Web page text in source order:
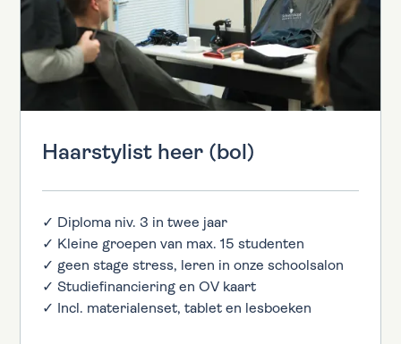
Haarstylist heer (bol)
✓ Diploma niv. 3 in twee jaar
✓ Kleine groepen van max. 15 studenten
✓ geen stage stress, leren in onze schoolsalon
✓ Studiefinanciering en OV kaart
✓ Incl. materialenset, tablet en lesboeken